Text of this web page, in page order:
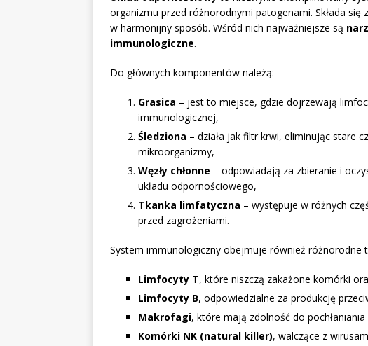
organizmu przed różnorodnymi patogenami. Składa
w harmonijny sposób. Wśród nich najważniejsze są
immunologiczne.
Do głównych komponentów należą:
Grasica – jest to miejsce, gdzie dojrzewają
immunologicznej,
Śledziona – działa jak filtr krwi, eliminując stare
mikroorganizmy,
Węzły chłonne – odpowiadają za zbieranie i
układu odpornościowego,
Tkanka limfatyczna – występuje w różnych
przed zagrożeniami.
System immunologiczny obejmuje również różnorodne
Limfocyty T, które niszczą zakażone komórki
Limfocyty B, odpowiedzialne za produkcję
Makrofagi, które mają zdolność do
Komórki NK (natural killer), walczące z